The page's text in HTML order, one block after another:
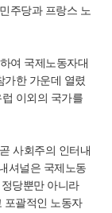
주당과 프랑스 노
여 국제노동자대
가한 가운데 열렸
이외의 국가를
사회주의 인터내
셔널은 국제노동
당뿐만 아니라
포괄적인 노동자